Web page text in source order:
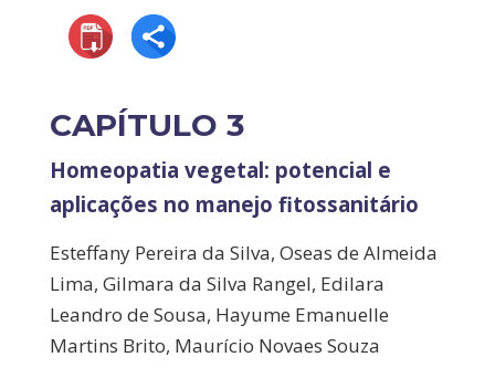
CAPÍTULO 3
Homeopatia vegetal: potencial e
aplicações no manejo fitossanitário
Esteffany Pereira da Silva, Oseas de Almeida
Lima, Gilmara da Silva Rangel, Edilara
Leandro de Sousa, Hayume Emanuelle
Martins Brito, Maurício Novaes Souza